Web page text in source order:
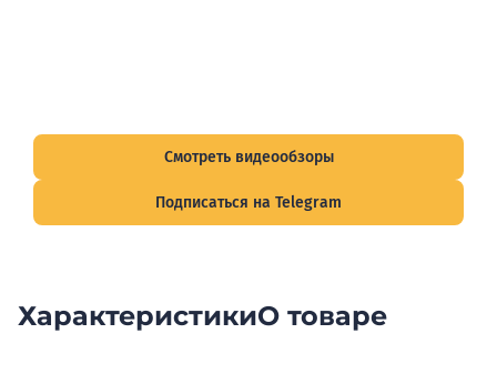
Смотреть видеообзоры
Подписаться на Telegram
ХарактеристикиО товаре